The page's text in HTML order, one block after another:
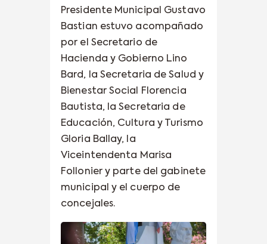
Presidente Municipal Gustavo
Bastian estuvo acompañado
por el Secretario de
Hacienda y Gobierno Lino
Bard, la Secretaria de Salud y
Bienestar Social Florencia
Bautista, la Secretaria de
Educación, Cultura y Turismo
Gloria Ballay, la
Viceintendenta Marisa
Follonier y parte del gabinete
municipal y el cuerpo de
concejales.